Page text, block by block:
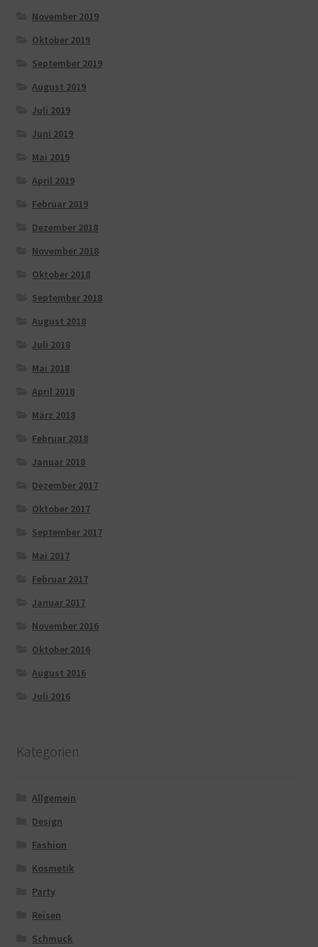
November 2019
Oktober 2019
September 2019
August 2019
Juli 2019
Juni 2019
Mai 2019
April 2019
Februar 2019
Dezember 2018
November 2018
Oktober 2018
September 2018
August 2018
Juli 2018
Mai 2018
April 2018
März 2018
Februar 2018
Januar 2018
Dezember 2017
Oktober 2017
September 2017
Mai 2017
Februar 2017
Januar 2017
November 2016
Oktober 2016
August 2016
Juli 2016
Kategorien
Allgemein
Design
Fashion
Kosmetik
Party
Reisen
Schmuck